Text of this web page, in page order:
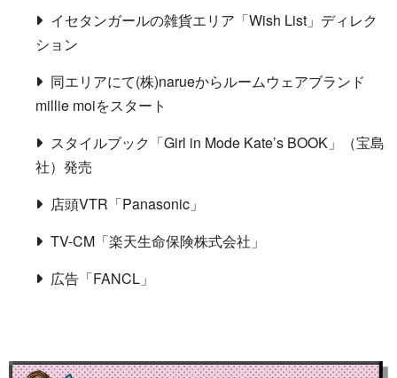
イセタンガールの雑貨エリア「Wish List」ディレク
ション
同エリアにて(株)narueからルームウェアブランド
millie moiをスタート
スタイルブック「Girl in Mode Kate’s BOOK」（宝島
社）発売
店頭VTR「Panasonic」
TV-CM「楽天生命保険株式会社」
広告「FANCL」